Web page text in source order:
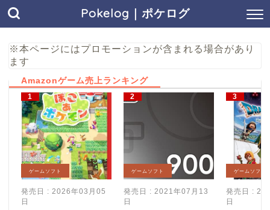
Pokelog｜ポケログ
※本ページにはプロモーションが含まれる場合があり
ます
Amazonゲーム売上ランキング
ゲームソフト
発売日 : 2026年03月05
日
ゲームソフト
発売日 : 2021年07月13
日
ゲームソフト
発売日 :
日